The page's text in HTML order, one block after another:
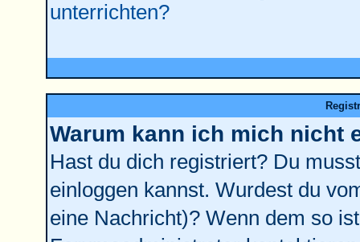
unterrichten?
Warum kann ich mich nicht
Hast du dich registriert? Du
einloggen kannst. Wurdest du
eine Nachricht)? Wenn dem so